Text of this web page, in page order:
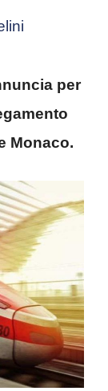
per
Monaco.